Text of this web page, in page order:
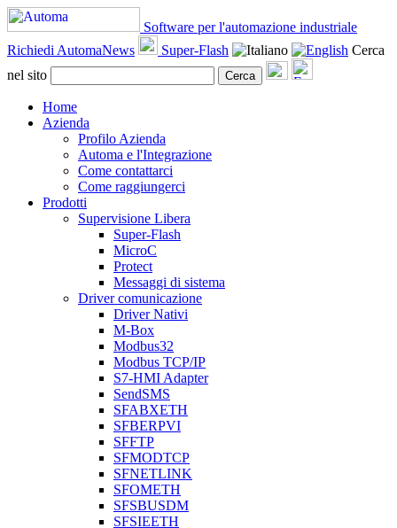
Software per l'automazione industriale
Richiedi AutomaNews
Super-Flash
Cerca
nel sito
Cerca
Home
Azienda
Profilo Azienda
Automa e l'Integrazione
Come contattarci
Come raggiungerci
Prodotti
Supervisione Libera
Super-Flash
MicroC
Protect
Messaggi di sistema
Driver comunicazione
Driver Nativi
M-Box
Modbus32
Modbus TCP/IP
S7-HMI Adapter
SendSMS
SFABXETH
SFBERPVI
SFFTP
SFMODTCP
SFNETLINK
SFOMETH
SFSBUSDM
SFSIEETH